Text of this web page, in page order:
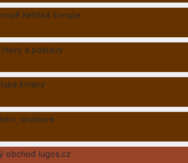
Keltská Evropa
hlavy a postavy
kmeny
druidové
obchod lugos.cz